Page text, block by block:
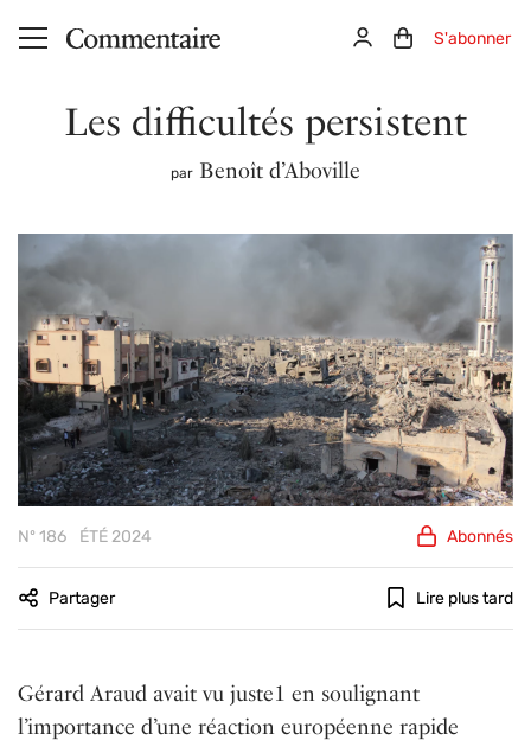
Aller au contenu principal ConnexionPanier (0)
S'abonner
Les difficultés persistent
par Benoît d’Aboville
Nº 186 ÉTÉ 2024 Abonnés
Partager Lire plus tard
Gérard Araud avait vu juste1 en soulignant
l’importance d’une réaction européenne rapide